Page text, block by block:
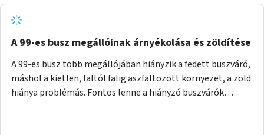
A 99-es busz megállóinak árnyékolása és zöldítése
A 99-es busz több megállójában hiányzik a fedett buszváró,
máshol a kietlen, faltól falig aszfaltozott környezet, a zöld
hiánya problémás. Fontos lenne a hiányzó buszvárók